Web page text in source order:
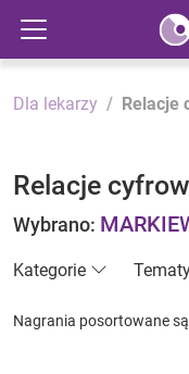
Dla lekarzy Relacje
Relacje
Wybrano:
Kategorie
Nagrania posortowane